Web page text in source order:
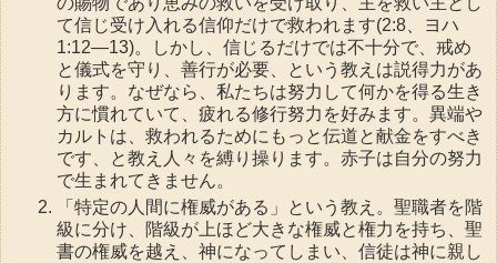
て信じ受け入れる信仰だけで救われます(2:8、ヨハ
1:12—13)。しかし、信じるだけでは不十分で、戒め
と儀式を守り、善行が必要、という教えは説得力があ
ります。なぜなら、私たちは努力して何かを得る生き
方に慣れていて、疲れる修行努力を好みます。異端や
カルトは、救われるためにもっと伝道と献金をすべき
です、と教え人々を縛り操ります。赤子は自分の努力
で生まれてきません。
「特定の人間に権威がある」という教え。聖職者を階
級に分け、階級が上ほど大きな権威と権力を持ち、聖
書の権威を越え、神になってしまい、信徒は神に親し